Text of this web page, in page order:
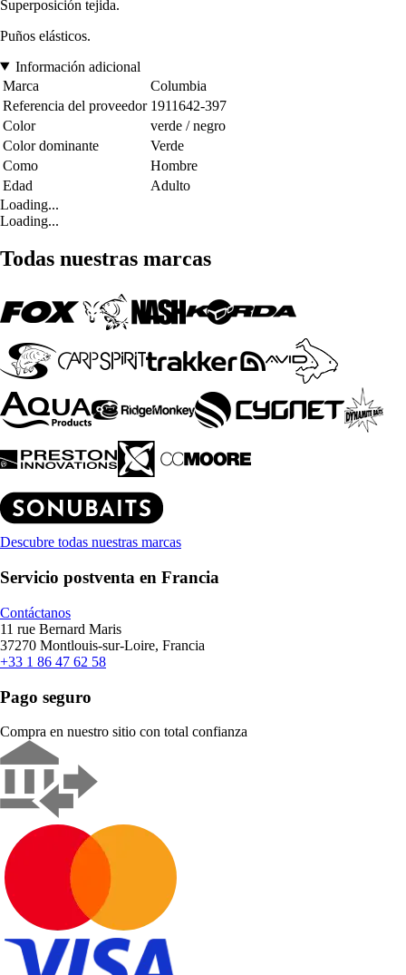
Superposición tejida.
Puños elásticos.
Información adicional
Marca
Columbia
Referencia del proveedor 1911642-397
Color
verde / negro
Color dominante
Verde
Como
Hombre
Edad
Adulto
Loading...
Loading...
Todas nuestras marcas
Descubre todas nuestras marcas
Servicio postventa en Francia
Contáctanos
11 rue Bernard Maris
37270 Montlouis-sur-Loire, Francia
+33 1 86 47 62 58
Pago seguro
Compra en nuestro sitio con total confianza